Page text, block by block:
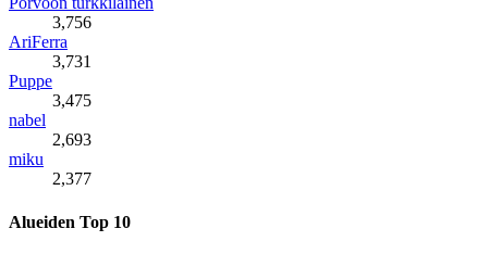
3,756
AriFerra
3,731
Puppe
3,475
nabel
2,693
miku
2,377
Alueiden Top 10